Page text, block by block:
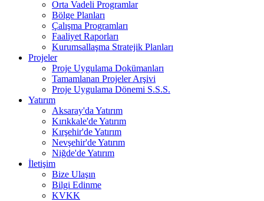
Orta Vadeli Programlar
Bölge Planları
Çalışma Programları
Faaliyet Raporları
Kurumsallaşma Stratejik Planları
Projeler
Proje Uygulama Dokümanları
Tamamlanan Projeler Arşivi
Proje Uygulama Dönemi S.S.S.
Yatırım
Aksaray'da Yatırım
Kırıkkale'de Yatırım
Kırşehir'de Yatırım
Nevşehir'de Yatırım
Niğde'de Yatırım
İletişim
Bize Ulaşın
Bilgi Edinme
KVKK